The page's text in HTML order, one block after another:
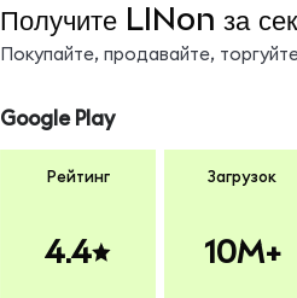
Получите LINon за
Покупайте, продавайте,
Google Play
Рейтинг
4.4
Загрузок
10M+